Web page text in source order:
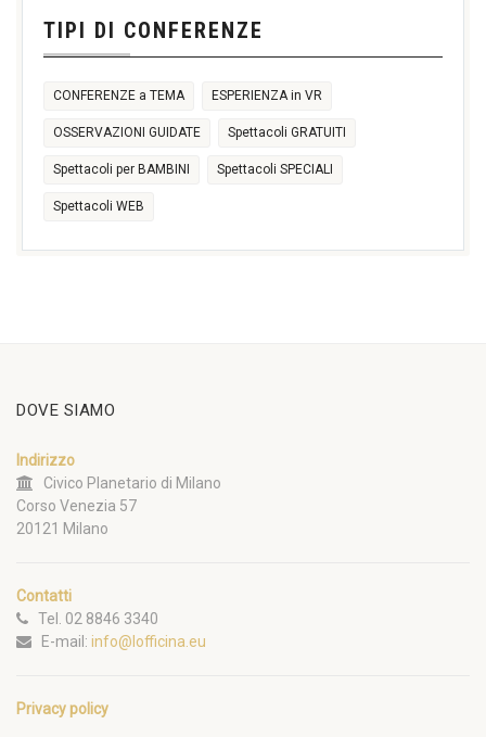
17:30
TIPI DI CONFERENZE
CONFERENZE a TEMA ESPERIENZA in VR
OSSERVAZIONI GUIDATE Spettacoli GRATUITI
Spettacoli per BAMBINI Spettacoli SPECIALI
Spettacoli WEB
DOVE SIAMO
Indirizzo
Civico Planetario di Milano
Corso Venezia 57
20121 Milano
Contatti
Tel. 02 8846 3340
E-mail: info@lofficina.eu
Privacy policy